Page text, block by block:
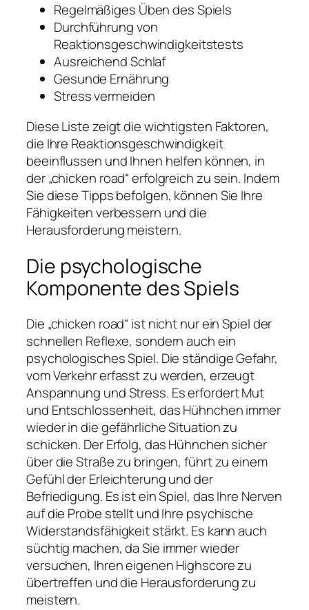
Regelmäßiges Üben des Spiels
Durchführung von
Reaktionsgeschwindigkeitstests
Ausreichend Schlaf
Gesunde Ernährung
Stress vermeiden
Diese Liste zeigt die wichtigsten Faktoren,
die Ihre Reaktionsgeschwindigkeit
beeinflussen und Ihnen helfen können, in
der „chicken road“ erfolgreich zu sein. Indem
Sie diese Tipps befolgen, können Sie Ihre
Fähigkeiten verbessern und die
Herausforderung meistern.
Die psychologische
Komponente des Spiels
Die „chicken road“ ist nicht nur ein Spiel der
schnellen Reflexe, sondern auch ein
psychologisches Spiel. Die ständige Gefahr,
vom Verkehr erfasst zu werden, erzeugt
Anspannung und Stress. Es erfordert Mut
und Entschlossenheit, das Hühnchen immer
wieder in die gefährliche Situation zu
schicken. Der Erfolg, das Hühnchen sicher
über die Straße zu bringen, führt zu einem
Gefühl der Erleichterung und der
Befriedigung. Es ist ein Spiel, das Ihre Nerven
auf die Probe stellt und Ihre psychische
Widerstandsfähigkeit stärkt. Es kann auch
süchtig machen, da Sie immer wieder
versuchen, Ihren eigenen Highscore zu
übertreffen und die Herausforderung zu
meistern.